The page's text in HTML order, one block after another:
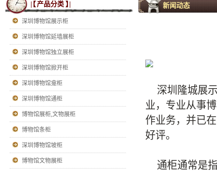
产品分类 】|
深圳博物馆展示柜
深圳博物馆延墙展柜
深圳博物馆独立展柜
深圳博物馆掀开柜
深圳博物馆龛柜
深圳博物馆通柜
博物馆展柜,文物展柜
博物馆条柜
深圳博物馆坡柜
博物馆文物展柜
新闻动态
深圳隆城展示
业，专业从事
作业务，并已
好评。
通柜通常是指